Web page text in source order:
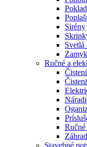
Sirény
Svetlá
Ručné a
Ručné
Stavebné